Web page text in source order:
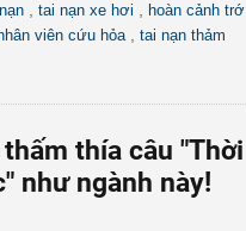
tai nạn xe hơi
hoàn cảnh trớ
viên cứu hỏa
tai nạn thảm
thía câu "Thời
như ngành này!